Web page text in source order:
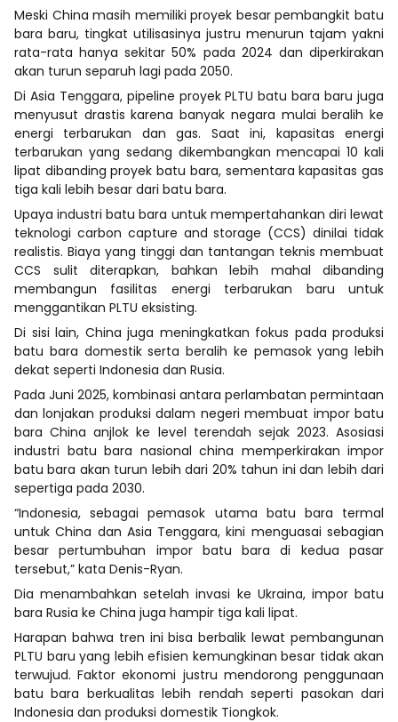
Meski China masih memiliki proyek besar pembangkit batu
bara baru, tingkat utilisasinya justru menurun tajam yakni
rata-rata hanya sekitar 50% pada 2024 dan diperkirakan
akan turun separuh lagi pada 2050.
Di Asia Tenggara, pipeline proyek PLTU batu bara baru juga
menyusut drastis karena banyak negara mulai beralih ke
energi terbarukan dan gas. Saat ini, kapasitas energi
terbarukan yang sedang dikembangkan mencapai 10 kali
lipat dibanding proyek batu bara, sementara kapasitas gas
tiga kali lebih besar dari batu bara.
Upaya industri batu bara untuk mempertahankan diri lewat
teknologi carbon capture and storage (CCS) dinilai tidak
realistis. Biaya yang tinggi dan tantangan teknis membuat
CCS sulit diterapkan, bahkan lebih mahal dibanding
membangun fasilitas energi terbarukan baru untuk
menggantikan PLTU eksisting.
Di sisi lain, China juga meningkatkan fokus pada produksi
batu bara domestik serta beralih ke pemasok yang lebih
dekat seperti Indonesia dan Rusia.
Pada Juni 2025, kombinasi antara perlambatan permintaan
dan lonjakan produksi dalam negeri membuat impor batu
bara China anjlok ke level terendah sejak 2023. Asosiasi
industri batu bara nasional china memperkirakan impor
batu bara akan turun lebih dari 20% tahun ini dan lebih dari
sepertiga pada 2030.
“Indonesia, sebagai pemasok utama batu bara termal
untuk China dan Asia Tenggara, kini menguasai sebagian
besar pertumbuhan impor batu bara di kedua pasar
tersebut,” kata Denis-Ryan.
Dia menambahkan setelah invasi ke Ukraina, impor batu
bara Rusia ke China juga hampir tiga kali lipat.
Harapan bahwa tren ini bisa berbalik lewat pembangunan
PLTU baru yang lebih efisien kemungkinan besar tidak akan
terwujud. Faktor ekonomi justru mendorong penggunaan
batu bara berkualitas lebih rendah seperti pasokan dari
Indonesia dan produksi domestik Tiongkok.